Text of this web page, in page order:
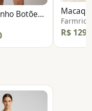
Macaquinho Botões Linho
Farmrio
R$